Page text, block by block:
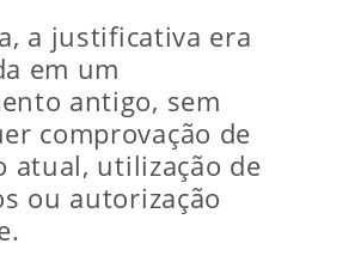
a justificativa era
em um
antigo, sem
comprovação de
atual, utilização de
ou autorização